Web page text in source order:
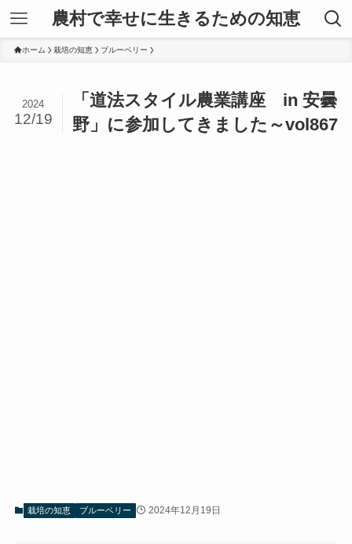
農村で幸せに生きるための知恵
ホーム 栽培の知恵 ブルーベリー
「道法スタイル農業講座 in 安曇
野」に参加してきました～vol867
2024
12/19
栽培の知恵 ブルーベリー 2024年12月19日